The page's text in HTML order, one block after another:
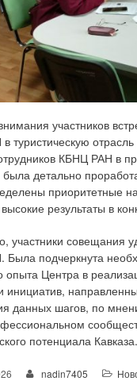
участников
туристическую
КБНЦ РАН в
была детально
приоритетные
результаты в
участники совещания
подчеркнута
опыта Центра в
инициатив,
данных шагов, по
потенциала Кавказа.
nadin7405